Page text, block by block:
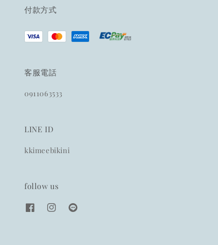
付款方式
客服電話
0911063533
LINE ID
kkimeebikini
follow us